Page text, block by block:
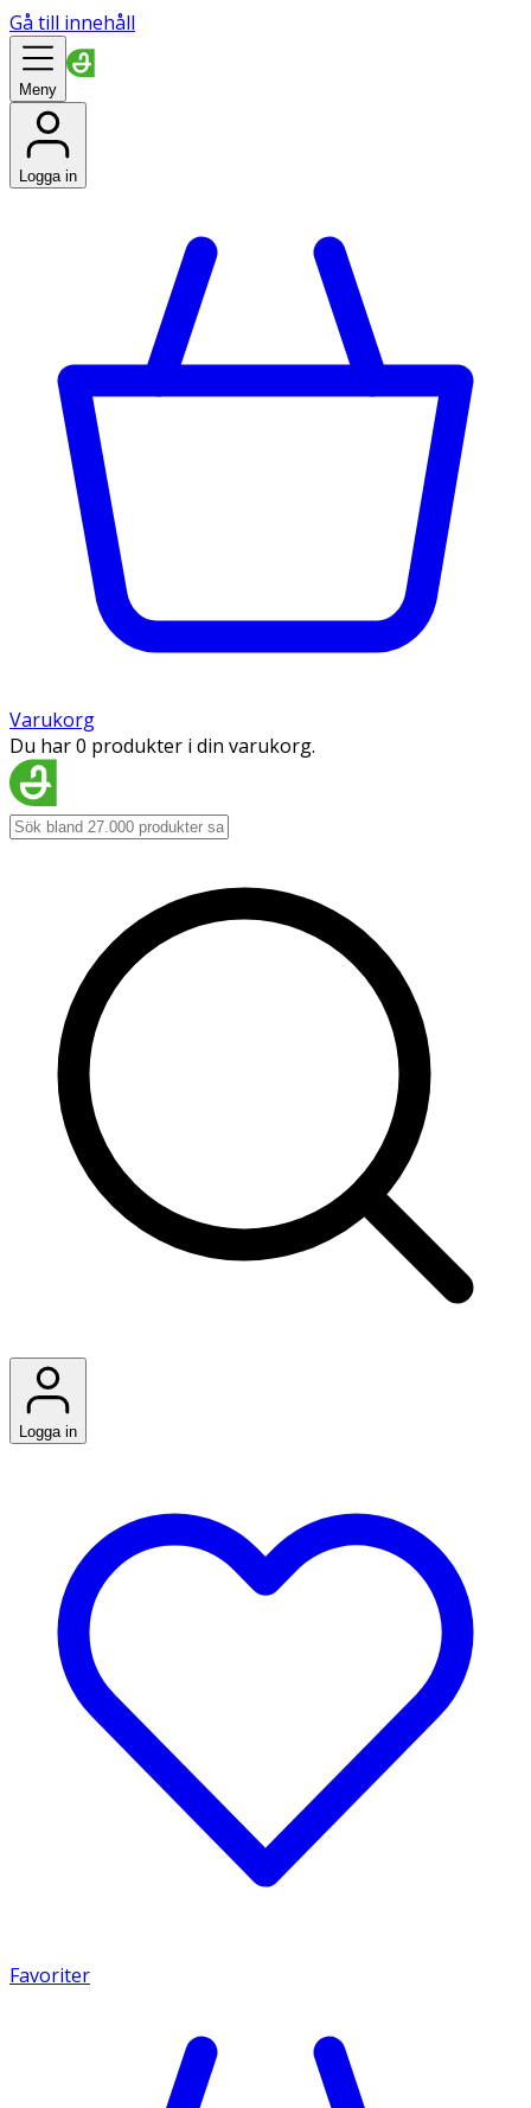
Gå till innehåll
Meny
Logga in
Varukorg
Du har 0 produkter i din varukorg.
Logga in
Favoriter